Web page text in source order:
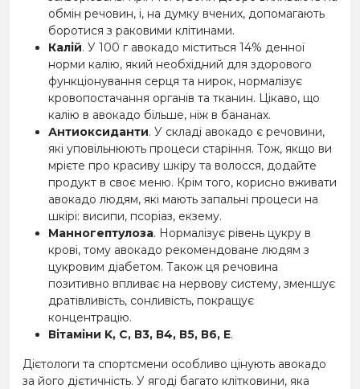
обмін речовин, і, на думку вчених, допомагають
боротися з раковими клітинами.
Калій. У 100 г авокадо міститься 14% денної
норми калію, який необхідний для здорового
функціонування серця та нирок, нормалізує
кровопостачання органів та тканин. Цікаво, що
калію в авокадо більше, ніж в бананах.
Антиоксиданти. У складі авокадо є речовини,
які уповільнюють процеси старіння. Тож, якщо ви
мрієте про красиву шкіру та волосся, додайте
продукт в своє меню. Крім того, корисно вживати
авокадо людям, які мають запальні процеси на
шкірі: висипи, псоріаз, екзему.
Манногептулоза. Нормалізує рівень цукру в
крові, тому авокадо рекомендоване людям з
цукровим діабетом. Також ця речовина
позитивно впливає на нервову систему, зменшує
дратівливість, сонливість, покращує
концентрацію.
Вітаміни K, С, В3, В4, В5, В6, Е.
Дієтологи та спортсмени особливо цінують авокадо
за його дієтичність. У ягоді багато клітковини, яка